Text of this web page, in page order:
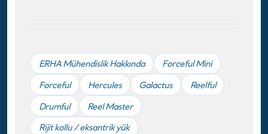
ERHA Mühendislik Hakkında
Forceful Mini
Forceful
Hercules Galactus
Reelful
Drumful
Reel Master
Rijit kollu / eksantrik yük